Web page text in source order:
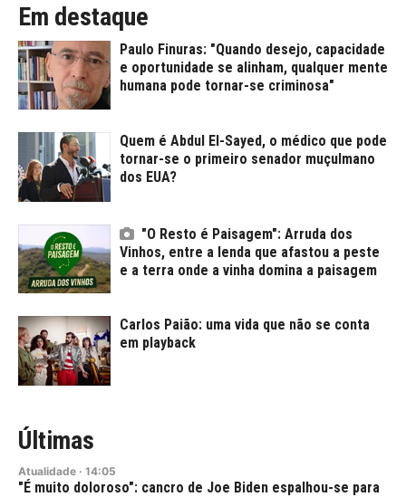
Em destaque
Paulo Finuras: "Quando desejo, capacidade
e oportunidade se alinham, qualquer mente
humana pode tornar-se criminosa"
Quem é Abdul El-Sayed, o médico que pode
tornar-se o primeiro senador muçulmano
dos EUA?
"O Resto é Paisagem": Arruda dos
Vinhos, entre a lenda que afastou a peste
e a terra onde a vinha domina a paisagem
Carlos Paião: uma vida que não se conta
em playback
Últimas
Atualidade · 14:05
"É muito doloroso": cancro de Joe Biden espalhou-se para